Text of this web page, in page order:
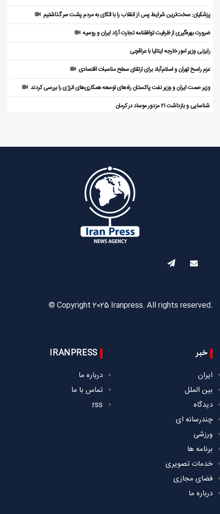
پزشکیان: سخت‌ترین شرایط پس از انقلاب را با اتکای به مردم پشت سر گذاشتیم
ضرورت بهره‌گیری از ظرفیت توافقنامه تجارت آزاد ایران و روسیه
رایزنی وزیر امور خارجه ایتالیا با عراقچی
عزم راسخ تهران و اسلام‌آباد برای ارتقای سطح مناسبات اقتصادی
وزیر صمت ایران و وزیر نفت پاکستان راه‌های توسعه همکاری‌های انرژی را بررسی کردند
️ شناسایی و بازداشت ۲۱ مزدور موساد در کرمان
© Copyright 2025 Iranpress. All rights reserved.
خبر
ایران
بین الملل
دیدگاه
چندرسانه ای
ورزشی
برنامه ها
خدمات تصویری
فضای مجازی
درباره ما
IRANPRESS
درباره ما
تماس با ما
rss